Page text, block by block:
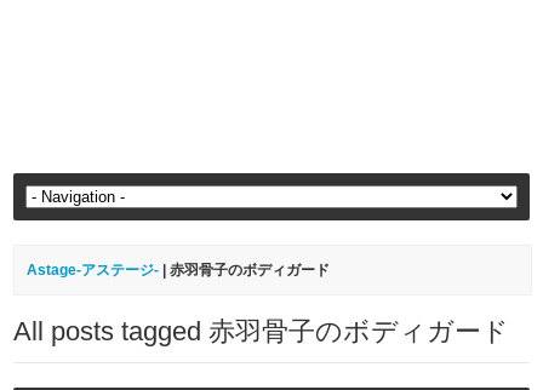
Astage-アステージ- |赤羽骨子のボディガード
All posts tagged 赤羽骨子のボディガード